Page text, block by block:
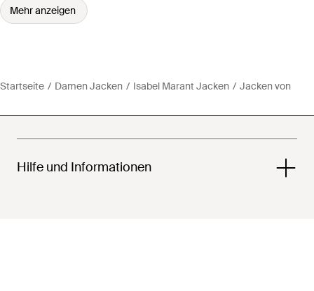
Mehr anzeigen
Startseite Damen Jacken Isabel Marant Jacken Jacken von
Hilfe und Informationen